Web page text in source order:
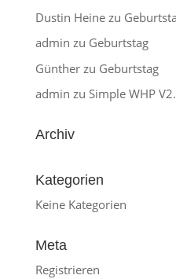
Dustin Heinezu
admin zu Geburtstag
Güntherzu Geburtstag
admin zu Simple WHP
Archiv
Kategorien
Keine Kategorien
Meta
Registrieren